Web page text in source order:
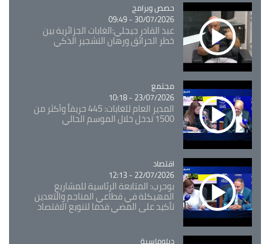
Catégorie
حصص وبرامج
30/07/2026 - 09:49
عبد القادر جيجلي:الغابات الجزائرية بين
خطر الحرائق ورهان التشجير الذكي
Catégorie
مجتمع
23/07/2026 - 10:18
المدير العام للغابات: 445 حريقاً وأكثر من
1500 تدخل خلال الموسم الحالي
Catégorie
اقتصاد
22/07/2026 - 12:13
بوحرب: المتابعة الرئاسية للمشاريع
المهيكلة في قطاعي المناجم والتعدين
تأكيد على المضي قدما لتنويع الاقتصاد
Catégorie
دبلوماسية